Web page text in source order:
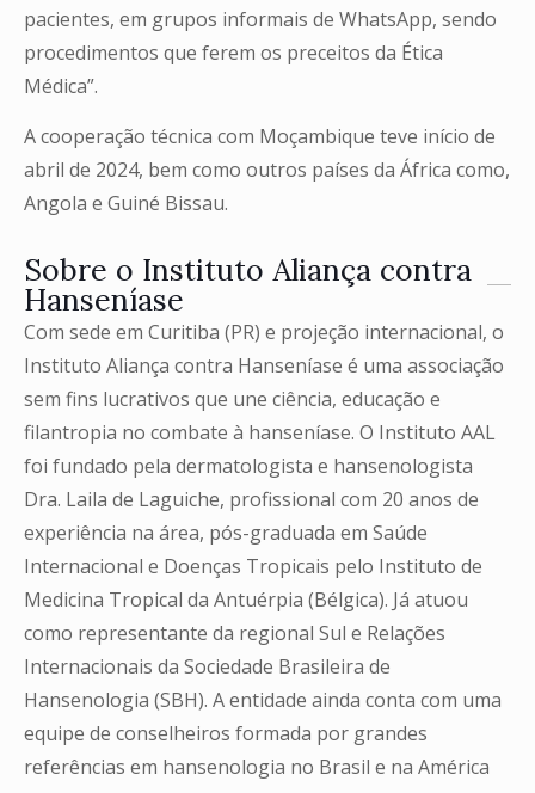
pacientes, em grupos informais de WhatsApp, sendo
procedimentos que ferem os preceitos da Ética
Médica”.
A cooperação técnica com Moçambique teve início de
abril de 2024, bem como outros países da África como,
Angola e Guiné Bissau.
Sobre o Instituto Aliança contra
Hanseníase
Com sede em Curitiba (PR) e projeção internacional, o
Instituto Aliança contra Hanseníase é uma associação
sem fins lucrativos que une ciência, educação e
filantropia no combate à hanseníase. O Instituto AAL
foi fundado pela dermatologista e hansenologista
Dra. Laila de Laguiche, profissional com 20 anos de
experiência na área, pós-graduada em Saúde
Internacional e Doenças Tropicais pelo Instituto de
Medicina Tropical da Antuérpia (Bélgica). Já atuou
como representante da regional Sul e Relações
Internacionais da Sociedade Brasileira de
Hansenologia (SBH). A entidade ainda conta com uma
equipe de conselheiros formada por grandes
referências em hansenologia no Brasil e na América